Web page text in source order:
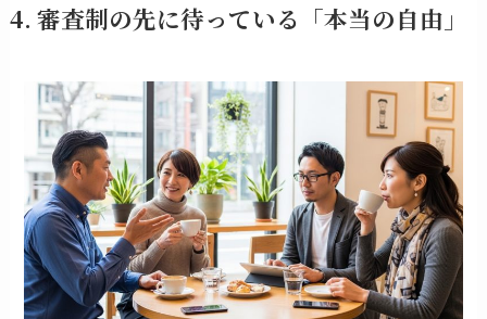
4. 審査制の先に待っている「本当の自由」